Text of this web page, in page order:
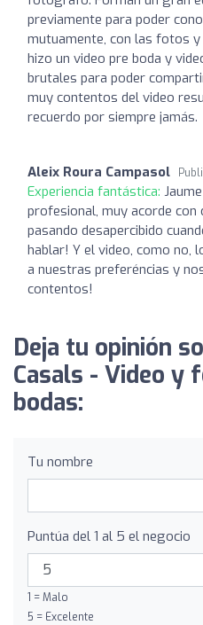
previamente para poder
mutuamente, con las fotos
hizo un video pre boda y
brutales para poder
muy contentos del video
recuerdo por siempre jamás.
Aleix Roura Campasol
Experiencia fantástica:
profesional, muy acorde con
pasando desapercibido
hablar! Y el video, como no,
a nuestras preferéncias y
contentos!
Deja tu opinión
Casals - Video y
bodas:
Tu nombre
Puntúa del 1 al 5 el negocio
1 = Malo
5 = Excelente